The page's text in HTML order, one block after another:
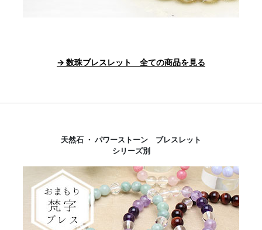
→ 数珠ブレスレット 全ての商品を見る
天然石 ・ パワーストーン ブレスレット
シリーズ別